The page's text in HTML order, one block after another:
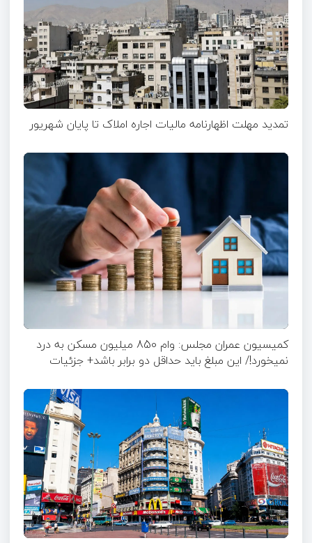
تمدید مهلت اظهارنامه مالیات اجاره املاک تا پایان شهریور
کمیسیون عمران مجلس: وام 850 میلیون مسکن به درد
نمیخورد!/ این مبلغ باید حداقل دو برابر باشد+ جزئیات